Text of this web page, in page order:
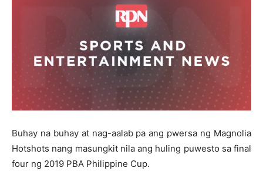
Buhay na buhay at nag-aalab pa ang pwersa ng Magnolia
Hotshots nang masungkit nila ang huling puwesto sa final
four ng 2019 PBA Philippine Cup.